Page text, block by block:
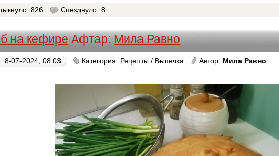
826 Спезднуло:8
на кефире Афтар:Мила Равно
8-07-2024, 08:03 Категория: Рецепты / Выпечка Автор: Мила Равно